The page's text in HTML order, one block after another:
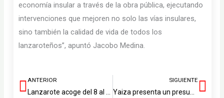
economía insular a través de la obra pública, ejecutando
intervenciones que mejoren no solo las vías insulares,
sino también la calidad de vida de todos los
lanzaroteños”, apuntó Jacobo Medina.
Ant
ANTERIOR
Lanzarote acoge del 8 al 11 de junio el proyecto inclusivo ‘Erasmus Canario: Rompiendo Barreras’
SIGUIENTE
Yaiza presenta un presupuesto de 33,7 millones con 22,9 millones de ahorro para nuevas infraestructuras